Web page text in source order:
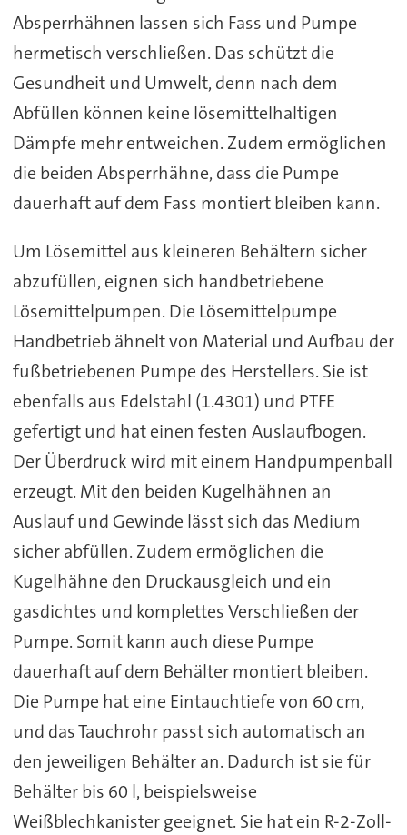
Absperrhähnen lassen sich Fass und Pumpe
hermetisch verschließen. Das schützt die
Gesundheit und Umwelt, denn nach dem
Abfüllen können keine lösemittelhaltigen
Dämpfe mehr entweichen. Zudem ermöglichen
die beiden Absperrhähne, dass die Pumpe
dauerhaft auf dem Fass montiert bleiben kann.
Um Lösemittel aus kleineren Behältern sicher
abzufüllen, eignen sich handbetriebene
Lösemittelpumpen. Die Lösemittelpumpe
Handbetrieb ähnelt von Material und Aufbau der
fußbetriebenen Pumpe des Herstellers. Sie ist
ebenfalls aus Edelstahl (1.4301) und PTFE
gefertigt und hat einen festen Auslaufbogen.
Der Überdruck wird mit einem Handpumpenball
erzeugt. Mit den beiden Kugelhähnen an
Auslauf und Gewinde lässt sich das Medium
sicher abfüllen. Zudem ermöglichen die
Kugelhähne den Druckausgleich und ein
gasdichtes und komplettes Verschließen der
Pumpe. Somit kann auch diese Pumpe
dauerhaft auf dem Behälter montiert bleiben.
Die Pumpe hat eine Eintauchtiefe von 60 cm,
und das Tauchrohr passt sich automatisch an
den jeweiligen Behälter an. Dadurch ist sie für
Behälter bis 60 l, beispielsweise
Weißblechkanister geeignet. Sie hat ein R-2-Zoll-